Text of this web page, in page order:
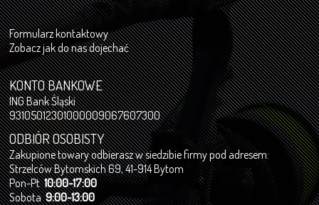
Formularz kontaktowy
Zobacz jak do nas dojechać
KONTO BANKOWE
ING Bank Śląski
93105012301000009067607300
ODBIÓR OSOBISTY
Zakupione towary odbierasz w siedzibie firmy pod adresem:
Strzelców Bytomskich 69, 41-914 Bytom
Pon-Pt10:00-17:00
Sobota9:00-13:00